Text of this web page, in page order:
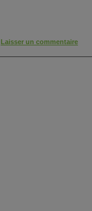
Laisser un commentaire